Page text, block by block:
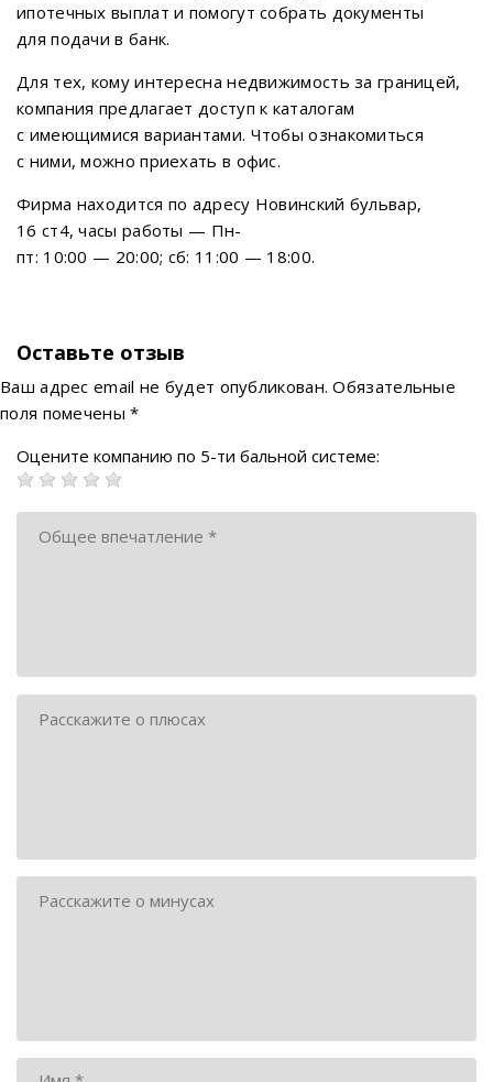
ипотечных выплат и помогут собрать документы
для подачи в банк.
Для тех, кому интересна недвижимость за границей,
компания предлагает доступ к каталогам
с имеющимися вариантами. Чтобы ознакомиться
с ними, можно приехать в офис.
Фирма находится по адресу Новинский бульвар,
16 ст4, часы работы — Пн-
пт: 10:00 — 20:00; сб: 11:00 — 18:00.
Оставьте отзыв
Ваш адрес email не будет опубликован. Обязательные
поля помечены*
Оцените компанию по 5-ти бальной системе: